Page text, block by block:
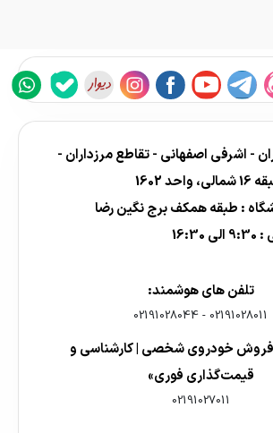
- اشرفی اصفهانی - تقاطع مرزداران -
1602
: طبقه همکف برج نگین رضا
تلفن های هوشمند:
02191028011
-
02191028044
خودروی شخصی | کارشناسی و
قیمت‌گذاری فوری»
02191027011